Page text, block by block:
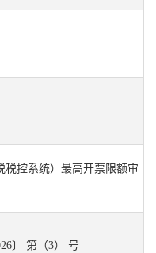
税控系统）最高开票限额审
〕 第（3） 号